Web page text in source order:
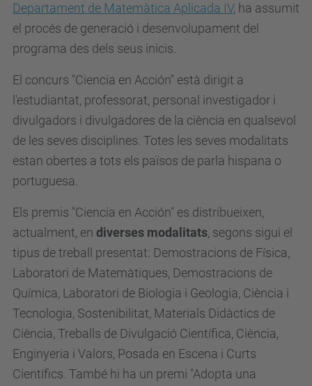
Departament de Matemàtica Aplicada IV, ha assumit
el procés de generació i desenvolupament del
programa des dels seus inicis.
El concurs "Ciencia en Acción" està dirigit a
l'estudiantat, professorat, personal investigador i
divulgadors i divulgadores de la ciència en qualsevol
de les seves disciplines. Totes les seves modalitats
estan obertes a tots els països de parla hispana o
portuguesa.
Els premis "Ciencia en Acción" es distribueixen,
actualment, en diverses modalitats, segons sigui el
tipus de treball presentat: Demostracions de Física,
Laboratori de Matemàtiques, Demostracions de
Química, Laboratori de Biologia i Geologia, Ciència i
Tecnologia, Sostenibilitat, Materials Didàctics de
Ciència, Treballs de Divulgació Científica, Ciència,
Enginyeria i Valors, Posada en Escena i Curts
Científics. També hi ha un premi "Adopta una